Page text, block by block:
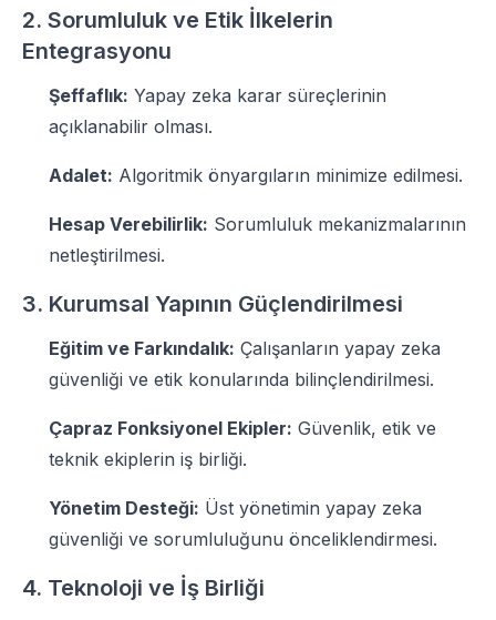
2. Sorumluluk ve Etik İlkelerin
Entegrasyonu
Şeffaflık: Yapay zeka karar süreçlerinin
açıklanabilir olması.
Adalet: Algoritmik önyargıların minimize edilmesi.
Hesap Verebilirlik: Sorumluluk mekanizmalarının
netleştirilmesi.
3. Kurumsal Yapının Güçlendirilmesi
Eğitim ve Farkındalık: Çalışanların yapay zeka
güvenliği ve etik konularında bilinçlendirilmesi.
Çapraz Fonksiyonel Ekipler: Güvenlik, etik ve
teknik ekiplerin iş birliği.
Yönetim Desteği: Üst yönetimin yapay zeka
güvenliği ve sorumluluğunu önceliklendirmesi.
4. Teknoloji ve İş Birliği